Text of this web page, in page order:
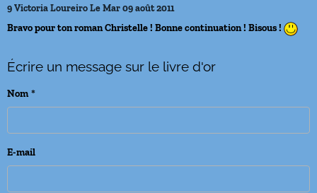
9Victoria LoureiroLe Mar 09 août 2011
Bravo pour ton roman Christelle ! Bonne continuation ! Bisous !
Écrire un message sur le livre d'or
Nom
E-mail